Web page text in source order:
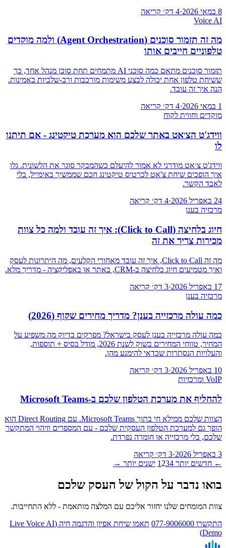
8 במאי 2026
·4 דק׳ קריאה
Voice AI
מה זה תזמור סוכנים (Agent Orchestration) ולמה מוקדים
טלפוניים חייבים אותו
תזמור סוכנים מתאם כמה סוכני AI מתמחים תחת סוכן מנהל אחד, כך
ששיחת טלפון אחת יכולה לבצע משימות מורכבות ורב‑שלביות באמינות.
הנה איך זה עובד.
1 במאי 2026
·4 דק׳ קריאה
מוקדים וחווית לקוח
ווידג'ט הצ׳אט באתר שלכם הוא מערכת טיקטינג - אם תיתנו
לו
ווידג'ט צ׳אט מודרני לא אמור להיעלם כשהמבקר סוגר את הלשונית. גלו
איך הופכים שיחת צ'אט לכרטיס טיקטינג חכם שממשיך באימייל, בלי
לאבד הקשר.
24 באפריל 2026
·4 דק׳ קריאה
מרכזיה בענן
חיוג בלחיצה (Click to Call): איך זה עובד ולמה כל צוות
מכירות צריך את זה
מה זה Click to Call, איך זה עובד מאחורי הקלעים, מה היתרונות לעסק
ואיך מטמיעים חיוג בלחיצה ב-CRM, באתר או באפליקציה - מדריך מלא.
17 באפריל 2026
·3 דק׳ קריאה
מרכזיה בענן
כמה עולה מרכזייה בענן? מדריך מחירים שקוף (2026)
כמה עולה מרכזייה בענן לעסק בישראל? מפרקים בדיוק מה משפיע על
המחיר, טווחי המחירים בשוק לשנת 2026, מודל בסיס + תוספות,
והעלויות הנסתרות שכדאי להימנע מהן.
10 באפריל 2026
·3 דק׳ קריאה
VoIP ומרכזיות
להחליף את מערכת הטלפון שלכם ב-Microsoft Teams
הצוות שלכם ממילא חי בתוך Microsoft Teams. עם Direct Routing הוא
הופך גם למערכת הטלפון העסקית שלכם - עם המספרים וזיהוי המתקשר
שלכם, בלי מרכזייה או חומרה נפרדת.
3 באפריל 2026
·3 דק׳ קריאה
← חדשים יותר 1 234 ישנים יותר →
בואו נדבר על הקול של העסק שלכם
צוות המומחים שלנו יחזור אליכם עם המלצה מותאמת - ללא התחייבות.
התקשרו 077-9006000
תאמו שיחת אפיון והדגמה חיה (Live Voice AI
Demo)